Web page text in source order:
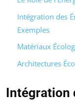
Intégration des
Exemples
Matériaux
Architectures
Intégration